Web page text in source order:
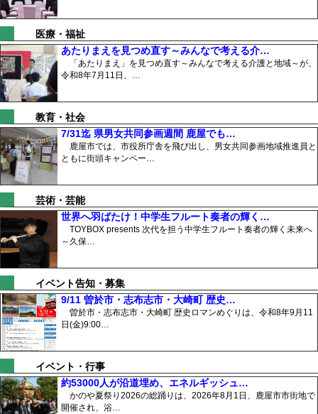
医療・福祉
あたりまえを見つめ直す～みんなで考える介…
「あたりまえ」を見つめ直す～みんなで考える介護と地域～が、
令和8年7月11日、…
教育・社会
7/31迄 県男女共同参画週間 鹿屋でも…
鹿屋市では、市役所庁舎を飛び出し、男女共同参画地域推進員と
ともに街頭キャンペー…
芸術・芸能
世界へ羽ばたけ！中学生フルート奏者の輝く…
TOYBOX presents 次代を担う中学生フルート奏者の輝く未来へ
～久保…
イベント告知・募集
9/11 曽於市・志布志市・大崎町 歴史…
曽於市・志布志市・大崎町 歴史ロマンめぐりは、令和8年9月11
日(金)9:00…
イベント・行事
約53000人が沿道埋め、エネルギッシュ…
かのや夏祭り2026の総踊りは、2026年8月1日、鹿屋市市街地で
開催され、浴…